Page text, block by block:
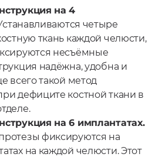
на 4
четыре
ткань каждой челюсти,
несъёмные
надёжна, удобна и
всего такой метод
дефиците костной ткани в
на 6 имплантатах.
фиксируются на
на каждой челюсти. Этот